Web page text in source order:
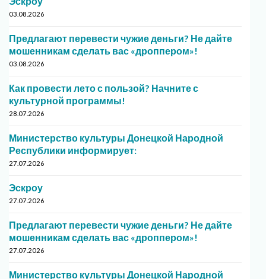
03.08.2026
Предлагают перевести чужие деньги? Не дайте
мошенникам сделать вас «дроппером»!
03.08.2026
Как провести лето с пользой? Начните с
культурной программы!
28.07.2026
Министерство культуры Донецкой Народной
Республики информирует:
27.07.2026
Эскроу
27.07.2026
Предлагают перевести чужие деньги? Не дайте
мошенникам сделать вас «дроппером»!
27.07.2026
Министерство культуры Донецкой Народной